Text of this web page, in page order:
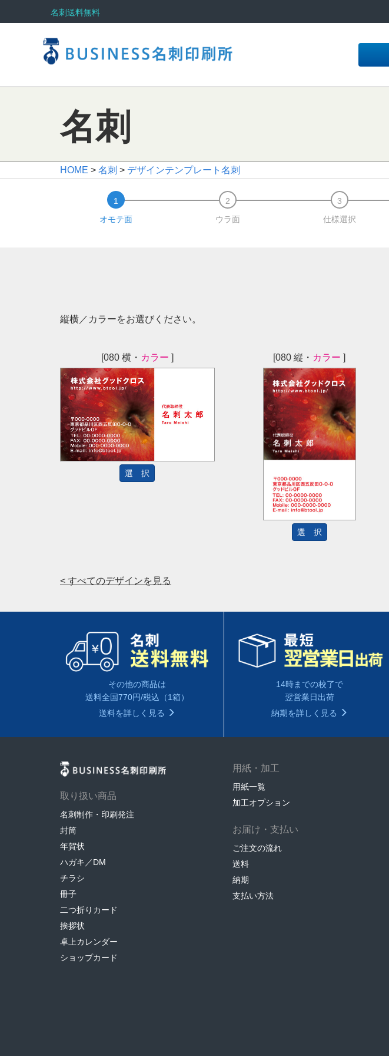
名刺送料無料
名刺
HOME > 名刺 > デザインテンプレート名刺
オモテ面 ウラ面 仕様選択
縦横／カラーをお選びください。
[080 横・ カラー ]
選 択
[080 縦・ カラー ]
選 択
< すべてのデザインを見る
その他の商品は
送料全国770円/税込（1箱）
送料を詳しく見る
14時までの校了で
翌営業日出荷
納期を詳しく見る
取り扱い商品
名刺制作・印刷発注
封筒
年賀状
ハガキ／DM
チラシ
冊子
二つ折りカード
挨拶状
卓上カレンダー
ショップカード
用紙・加工
用紙一覧
加工オプション
お届け・支払い
ご注文の流れ
送料
納期
支払い方法